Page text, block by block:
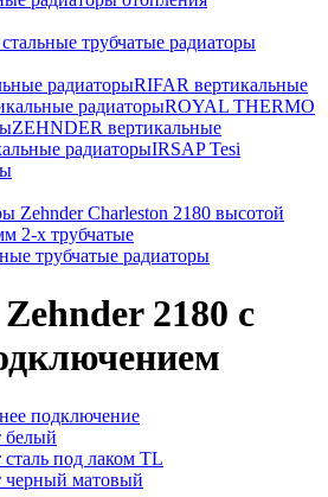
трубчатые радиаторы
радиаторыRIFAR вертикальные
радиаторыROYAL THERMO
ZEHNDER вертикальные
радиаторыIRSAP Tesi
Zehnder Charleston 2180 высотой
2-х трубчатые
трубчатые радиаторы
2180 c
подключение
белый
сталь под лаком TL
черный матовый